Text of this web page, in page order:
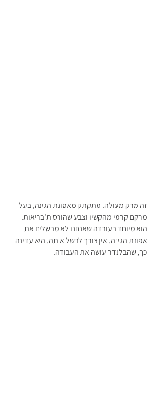
זה מרק מעולה. מתקתק מאפונת הגינה, בעל
מרקם קרמי מהקשיו וצבע שהורס ת'בריאות.
הוא מיוחד בעובדה שאנחנו לא מבשלים את
אפונת הגינה. אין צורך לבשל אותה. היא עדינה
כך, שהבלנדר עושה את העבודה.